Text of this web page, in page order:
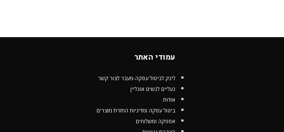
עמודי האתר
לינק לביטול עסקה-מעבר לצור קשר
נעליים לנשים אונליין
אודות
ביטול עסקה ומדיניות החזרת מוצרים
אספקה ומשלוחים